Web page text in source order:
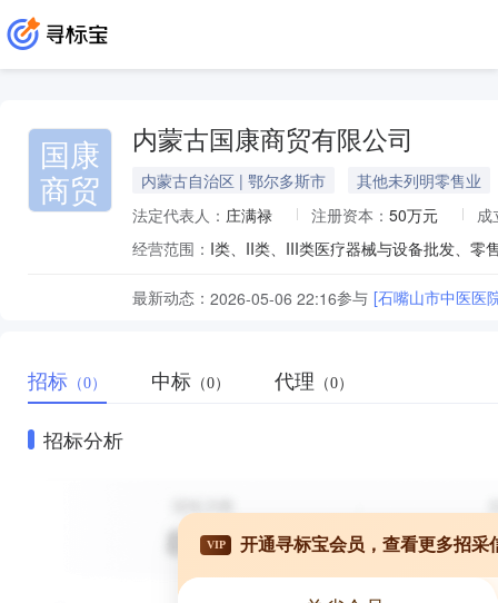
国康
商贸
内蒙古国康商贸有限公司
内蒙古自治区 | 鄂尔多斯市
其他未列明零售业
法定代表人： 庄满禄 注册资本： 50万元
成
经营范围：
最新动态： 2026-05-06 22:16参与 [石嘴山市中医医
招标 （0） 中标 （0） 代理 （0）
招标分析
VIP 开通寻标宝会员，查看更多招采